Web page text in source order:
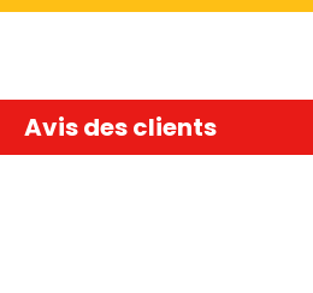
Avis des clients